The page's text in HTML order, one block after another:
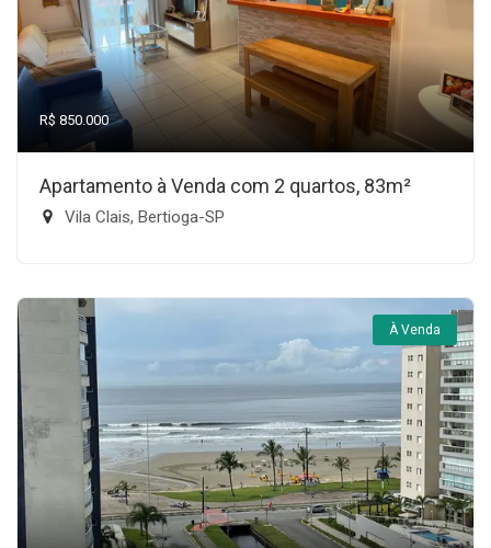
R$ 850.000
Apartamento à Venda com 2 quartos, 83m²
Vila Clais, Bertioga-SP
À Venda